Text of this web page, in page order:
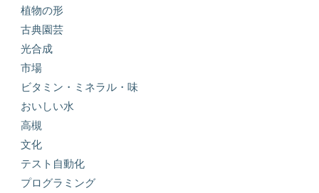
植物の形
古典園芸
光合成
市場
ビタミン・ミネラル・味
おいしい水
高槻
文化
テスト自動化
プログラミング